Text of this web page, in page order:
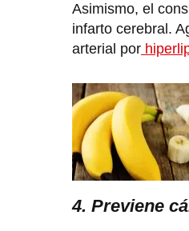
Asimismo, el
infarto cerebral.
arterial por
4. Previene